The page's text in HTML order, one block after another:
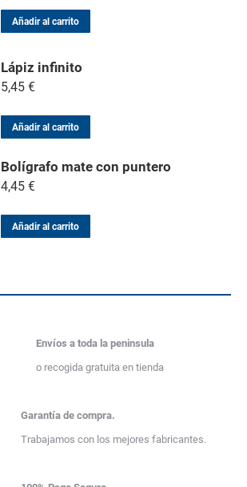
Añadir al carrito
Lápiz infinito
5,45 €
Añadir al carrito
Bolígrafo mate con puntero
4,45 €
Añadir al carrito
Envíos a toda la peninsula
o recogida gratuita en tienda
Garantía de compra.
Trabajamos con los mejores fabricantes.